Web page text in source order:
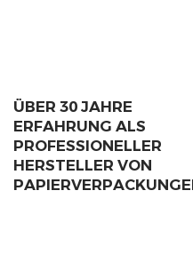
ÜBER 30 JAHRE
ERFAHRUNG ALS
PROFESSIONELLER
HERSTELLER VON